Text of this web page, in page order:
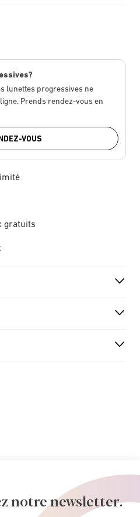
lunettes progressives ne
Prends rendez-vous en
VOUS
gratuits
notre newsletter.